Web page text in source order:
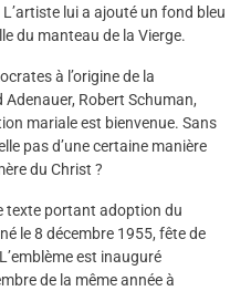
lui a ajouté un fond bleu
du manteau de la Vierge.
à l’origine de la
Robert Schuman,
mariale est bienvenue. Sans
pas d’une certaine manière
du Christ ?
texte portant adoption du
le 8 décembre 1955, fête de
est inauguré
de la même année à